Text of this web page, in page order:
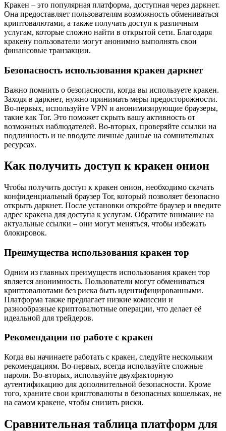
Кракен – это популярная платформа, доступная через даркнет.
Она предоставляет пользователям возможность обмениваться
криптовалютами, а также получать доступ к различным
услугам, которые сложно найти в открытой сети. Благодаря
кракену пользователи могут анонимно выполнять свои
финансовые транзакции.
Безопасность использования кракен даркнет
Важно помнить о безопасности, когда вы используете кракен.
Заходя в даркнет, нужно принимать меры предосторожности.
Во-первых, используйте VPN и анонимизирующие браузеры,
такие как Tor. Это поможет скрыть вашу активность от
возможных наблюдателей. Во-вторых, проверяйте ссылки на
подлинность и не вводите личные данные на сомнительных
ресурсах.
Как получить доступ к кракен онион
Чтобы получить доступ к кракен онион, необходимо скачать
конфиденциальный браузер Tor, который позволяет безопасно
открыть даркнет. После установки откройте браузер и введите
адрес кракена для доступа к услугам. Обратите внимание на
актуальные ссылки – они могут меняться, чтобы избежать
блокировок.
Преимущества использования кракен тор
Одним из главных преимуществ использования кракен тор
является анонимность. Пользователи могут обмениваться
криптовалютами без риска быть идентифицированными.
Платформа также предлагает низкие комиссии и
разнообразные криптовалютные операции, что делает её
идеальной для трейдеров.
Рекомендации по работе с кракен
Когда вы начинаете работать с кракен, следуйте нескольким
рекомендациям. Во-первых, всегда используйте сложные
пароли. Во-вторых, используйте двухфакторную
аутентификацию для дополнительной безопасности. Кроме
того, храните свои криптовалюты в безопасных кошельках, не
на самом кракене, чтобы снизить риски.
Сравнительная таблица платформ для